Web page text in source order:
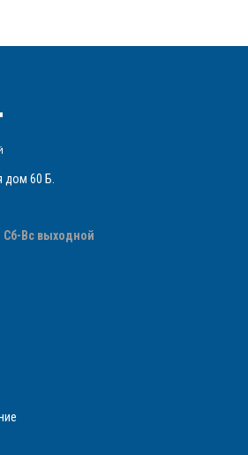
дом 60 Б
Сб-Вс выходной